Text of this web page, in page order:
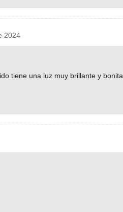
2024
tiene una luz muy brillante y bonita